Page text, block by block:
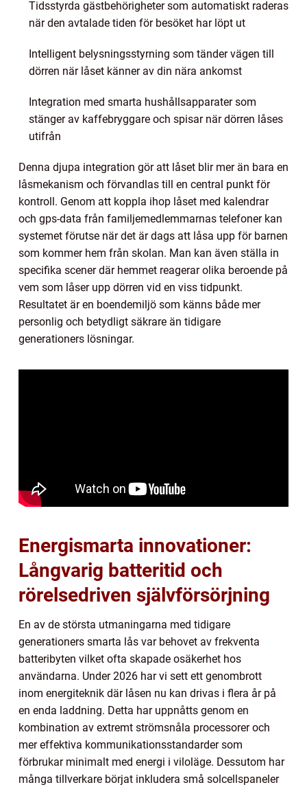
Tidsstyrda gästbehörigheter som automatiskt raderas
när den avtalade tiden för besöket har löpt ut
Intelligent belysningsstyrning som tänder vägen till
dörren när låset känner av din nära ankomst
Integration med smarta hushållsapparater som
stänger av kaffebryggare och spisar när dörren låses
utifrån
Denna djupa integration gör att låset blir mer än bara en
låsmekanism och förvandlas till en central punkt för
kontroll. Genom att koppla ihop låset med kalendrar
och gps-data från familjemedlemmarnas telefoner kan
systemet förutse när det är dags att låsa upp för barnen
som kommer hem från skolan. Man kan även ställa in
specifika scener där hemmet reagerar olika beroende på
vem som låser upp dörren vid en viss tidpunkt.
Resultatet är en boendemiljö som känns både mer
personlig och betydligt säkrare än tidigare
generationers lösningar.
Energismarta innovationer:
Långvarig batteritid och
rörelsedriven självförsörjning
En av de största utmaningarna med tidigare
generationers smarta lås var behovet av frekventa
batteribyten vilket ofta skapade osäkerhet hos
användarna. Under 2026 har vi sett ett genombrott
inom energiteknik där låsen nu kan drivas i flera år på
en enda laddning. Detta har uppnåtts genom en
kombination av extremt strömsnåla processorer och
mer effektiva kommunikationsstandarder som
förbrukar minimalt med energi i viloläge. Dessutom har
många tillverkare börjat inkludera små solcellspaneler